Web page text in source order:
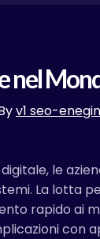
nel
v1 seo-
digitale, le
La lotta
rapido ai
con